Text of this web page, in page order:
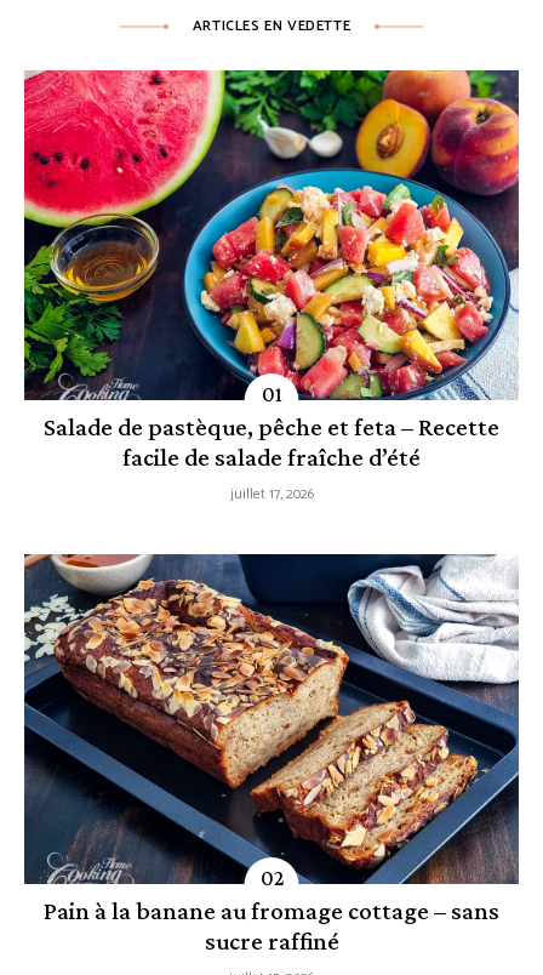
ARTICLES EN VEDETTE
Salade de pastèque, pêche et feta – Recette
facile de salade fraîche d’été
juillet 17, 2026
Pain à la banane au fromage cottage – sans
sucre raffiné